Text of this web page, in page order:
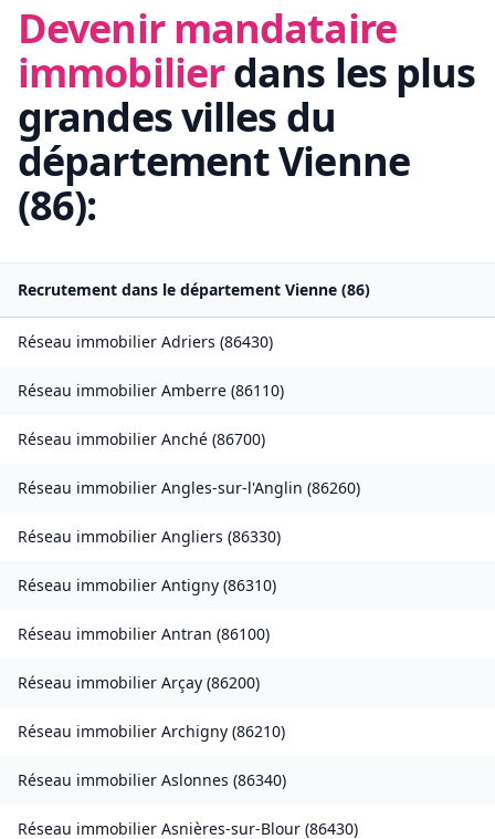
Devenir mandataire
immobilierdans les plus
grandes villes du
départementVienne
(86):
Recrutement dans le département Vienne (86)
Réseau immobilier Adriers (86430)
Réseau immobilier Amberre (86110)
Réseau immobilier Anché (86700)
Réseau immobilier Angles-sur-l'Anglin (86260)
Réseau immobilier Angliers (86330)
Réseau immobilier Antigny (86310)
Réseau immobilier Antran (86100)
Réseau immobilier Arçay (86200)
Réseau immobilier Archigny (86210)
Réseau immobilier Aslonnes (86340)
Réseau immobilier Asnières-sur-Blour (86430)